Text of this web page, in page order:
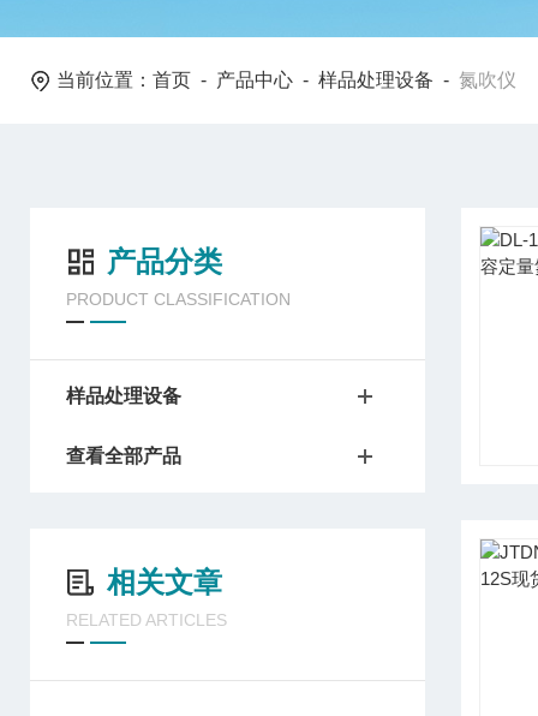
当前位置： 首页 - 产品中心 - 样品处理设备 - 氮吹仪
产品分类
PRODUCT CLASSIFICATION
样品处理设备
查看全部产品
相关文章
RELATED ARTICLES